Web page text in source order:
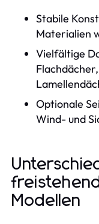
Stabile
Materialien
Vielfältige
Optionale
Wind- und
Modellen